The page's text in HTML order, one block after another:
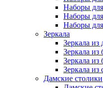
Наборы
Наборы
Наборы
Зеркала
Зеркала из
Зеркала из
Зеркала из
Зеркала из
Дамские столики